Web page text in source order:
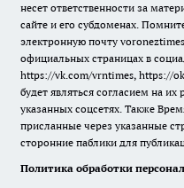
несет ответственности за
сайте и его субдоменах.
электронную почту
официальных страницах в
https://vk.com/vrntimes, https://
будет являться согласием на
указанных соцсетях. Также
присланные через указанные
сторонние паблики для
Политика обработки